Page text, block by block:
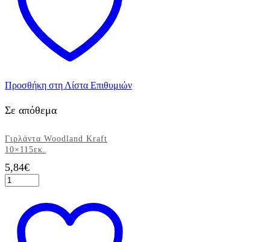
ποσότητα
Προσθήκη στη Λίστα Επιθυμιών
Σε απόθεμα
Γιρλάντα Woodland Kraft
10×115εκ.
5,84€
Γιρλάντα
Woodland
10x115εκ.
ποσότητα